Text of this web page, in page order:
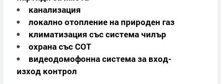
канализация
локално отопление на природен газ
климатизация със система чилър
охрана със СОТ
видеодомофонна система за вход-
изход контрол